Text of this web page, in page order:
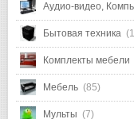
Аудио-видео,
Бытовая техника
Комплекты мебели
Мебель (85)
Мульты (7)